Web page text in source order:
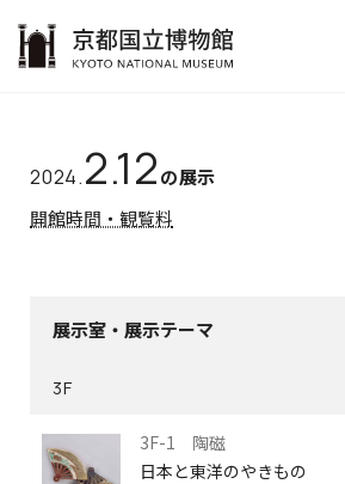
2024.2.12の展示
開館時間・観覧料
展示室・展示テーマ
3F
3F-1 陶磁
日本と東洋のやきもの